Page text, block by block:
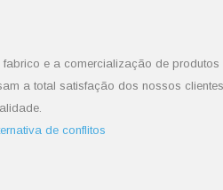
e a comercialização de
a total satisfação dos nossos
de conflitos